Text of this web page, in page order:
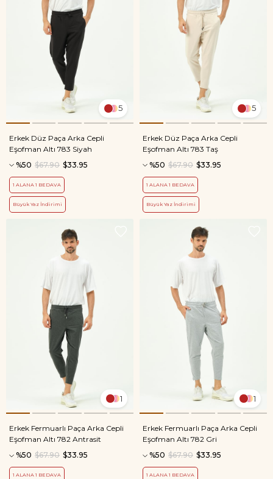
5
Erkek Düz Paça Arka Cepli
Eşofman Altı 783 Siyah
%50
$33.95
$67.90
1 ALANA 1 BEDAVA
Büyük Yaz İndirimi
5
Erkek Düz Paça Arka Cepli
Eşofman Altı 783 Taş
%50
$33.95
$67.90
1 ALANA 1 BEDAVA
Büyük Yaz İndirimi
1
Erkek Fermuarlı Paça Arka Cepli
Eşofman Altı 782 Antrasit
%50
$33.95
$67.90
1 ALANA 1 BEDAVA
1
Erkek Fermuarlı Paça Arka Cepli
Eşofman Altı 782 Gri
%50
$33.95
$67.90
1 ALANA 1 BEDAVA